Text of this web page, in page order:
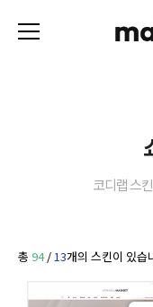
코디랩 스
총 94/13개의 스킨이 있습